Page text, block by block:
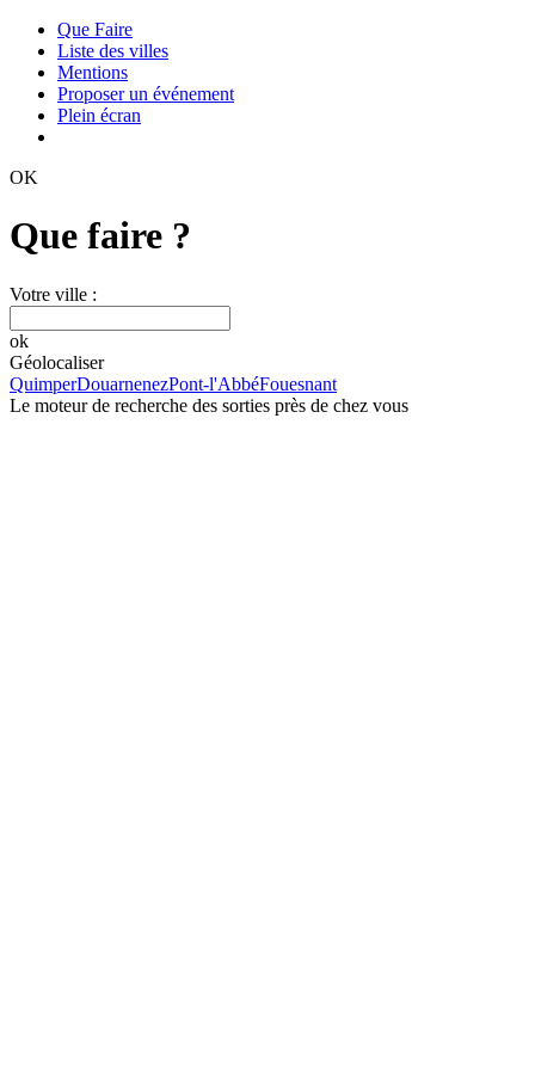
Que Faire
Liste des villes
Mentions
Proposer un événement
Plein écran
OK
Que faire ?
Votre ville :
ok
Géolocaliser
QuimperDouarnenezPont-l'AbbéFouesnant
Le moteur de recherche des sorties près de chez vous